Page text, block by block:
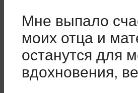
Мне выпало
моих отца и
останутся для
вдохновения,